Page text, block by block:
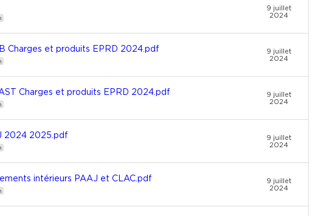
9 juillet
2024
Charges et produits EPRD 2024.pdf
9 juillet
2024
Charges et produits EPRD 2024.pdf
9 juillet
2024
2024 2025.pdf
9 juillet
2024
intérieurs PAAJ et CLAC.pdf
9 juillet
2024